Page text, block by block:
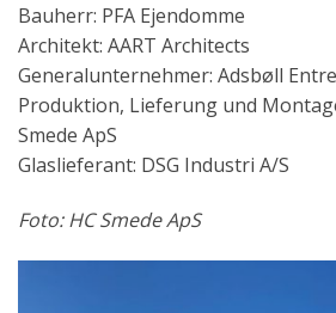
Bauherr: PFA Ejendomme
Architekt: AART Architects
Generalunternehmer: Adsbøll
Produktion, Lieferung und
Smede ApS
Glaslieferant: DSG Industri A/S
Foto: HC Smede ApS